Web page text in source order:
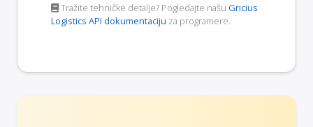
Tražite tehničke detalje? Pogledajte našu Gricius
Logistics API dokumentaciju za programere.